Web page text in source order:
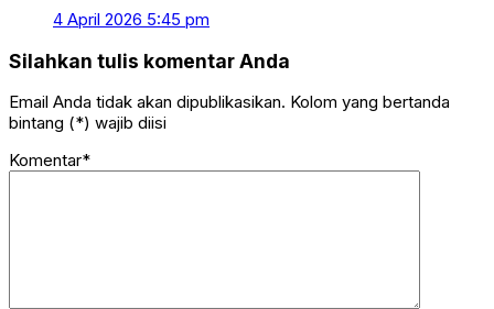
4 April 2026 5:45 pm
Silahkan tulis komentar Anda
Email Anda tidak akan dipublikasikan. Kolom yang bertanda
bintang (*) wajib diisi
Komentar*